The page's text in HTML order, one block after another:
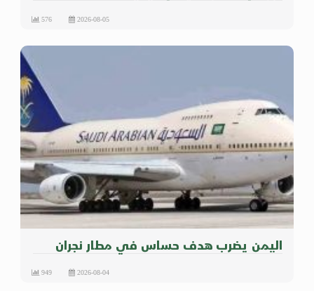
2026-08-05
576
اليمن يضرب هدف حساس في مطار نجران
2026-08-04
949